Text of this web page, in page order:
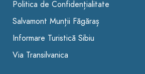
Politica de Confidențialitate
Salvamont Munții Făgăraș
Informare Turistică Sibiu
Via Transilvanica